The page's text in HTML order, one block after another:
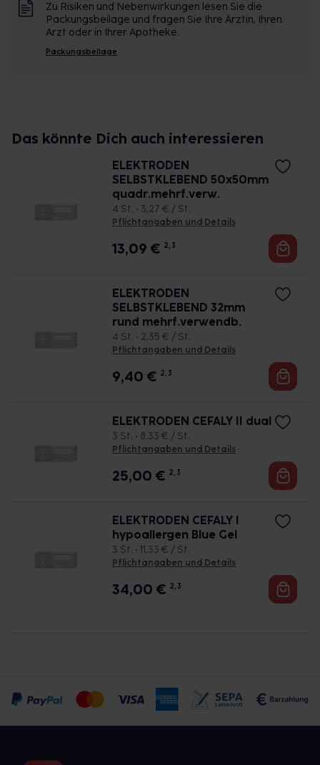
Zu Risiken und Nebenwirkungen lesen Sie die
Packungsbeilage und fragen Sie Ihre Ärztin, Ihren
Arzt oder in Ihrer Apotheke.
Packungsbeilage
Das könnte Dich auch interessieren
ELEKTRODEN
SELBSTKLEBEND 50x50mm
quadr.mehrf.verw.
4 St. • 3,27 € / St.
Pflichtangaben und Details
13,09 € 2, 3
ELEKTRODEN
SELBSTKLEBEND 32mm
rund mehrf.verwendb.
4 St. • 2,35 € / St.
Pflichtangaben und Details
9,40 € 2, 3
ELEKTRODEN CEFALY II dual
3 St. • 8,33 € / St.
Pflichtangaben und Details
25,00 € 2, 3
ELEKTRODEN CEFALY I
hypoallergen Blue Gel
3 St. • 11,33 € / St.
Pflichtangaben und Details
34,00 € 2, 3